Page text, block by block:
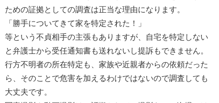
ための証拠としての調査は正当な理由になります。
「勝手についてきて家を特定された！」
等という不貞相手の主張もありますが、自宅を特定しない
と弁護士から受任通知書も送れないし提訴もできません。
行方不明者の所在特定も、家族や近親者からの依頼だった
ら、そのことで危害を加えるわけではないので調査しても
大丈夫です。